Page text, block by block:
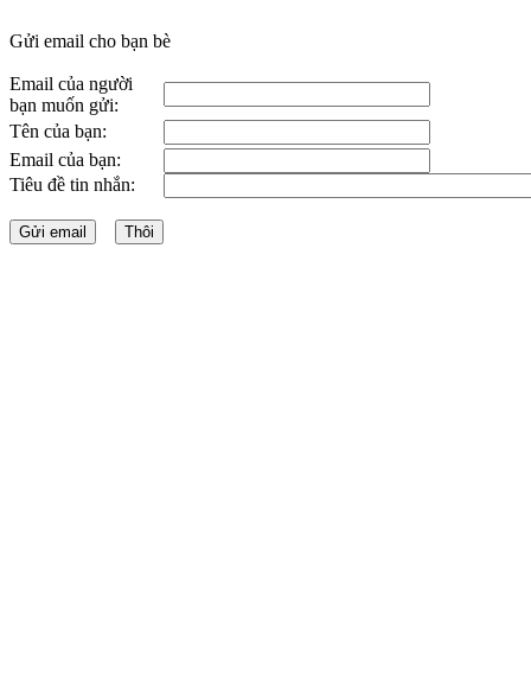
Gửi email cho bạn bè
Email của người
bạn muốn gửi:
Tên của bạn:
Email của bạn:
Tiêu đề tin nhắn: